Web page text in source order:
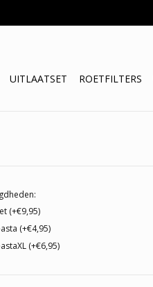
UITLAATSET ROETFILTERS
(+€9,95)
(+€4,95)
(+€6,95)